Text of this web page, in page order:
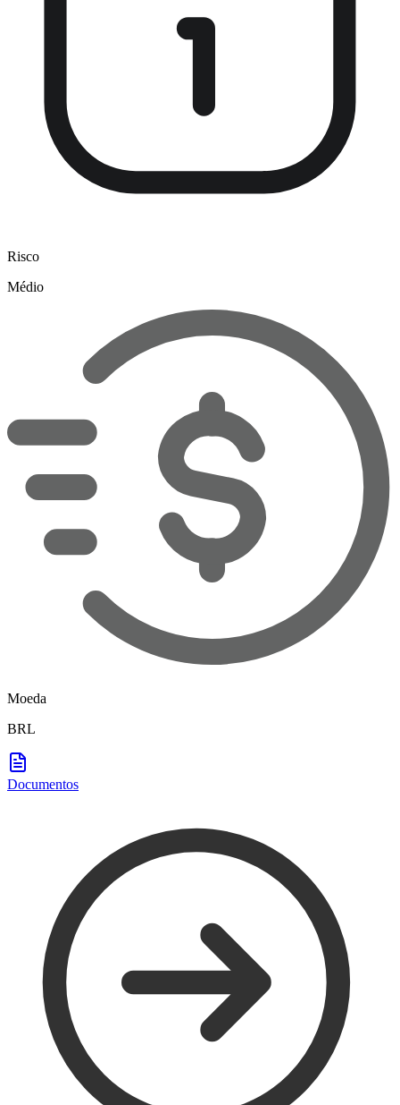
Risco
Médio
Moeda
BRL
Documentos